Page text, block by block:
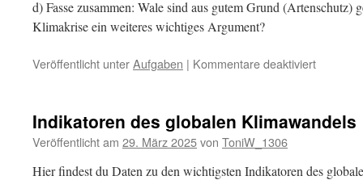
d) Fasse zusammen: Wale sind aus gutem Grund (Artenschutz)
Klimakrise ein weiteres wichtiges Argument?
Veröffentlicht unterAufgaben | Kommentare deaktiviertfür
den
Indikatoren des globalen Klimawandels
Veröffentlicht am 29. März 2025von ToniW_1306
Hier findest du Daten zu den wichtigsten Indikatoren des